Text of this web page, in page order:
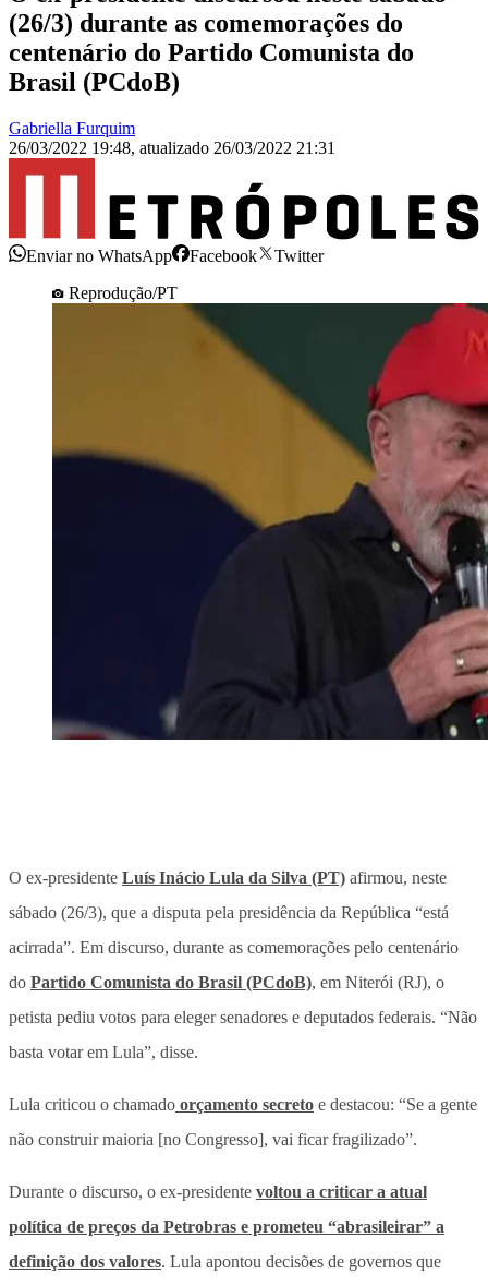
(26/3) durante as comemorações do
centenário do Partido Comunista do
Brasil (PCdoB)
Gabriella Furquim
26/03/2022 19:48, atualizado 26/03/2022 21:31
Enviar no WhatsApp Facebook
Twitter
Reprodução/PT
O ex-presidente Luís Inácio Lula da Silva (PT) afirmou, neste
sábado (26/3), que a disputa pela presidência da República “está
acirrada”. Em discurso, durante as comemorações pelo centenário
do Partido Comunista do Brasil (PCdoB), em Niterói (RJ), o
petista pediu votos para eleger senadores e deputados federais. “Não
basta votar em Lula”, disse.
Lula criticou o chamado orçamento secreto e destacou: “Se a gente
não construir maioria [no Congresso], vai ficar fragilizado”.
Durante o discurso, o ex-presidente voltou a criticar a atual
política de preços da Petrobras e prometeu “abrasileirar” a
definição dos valores. Lula apontou decisões de governos que